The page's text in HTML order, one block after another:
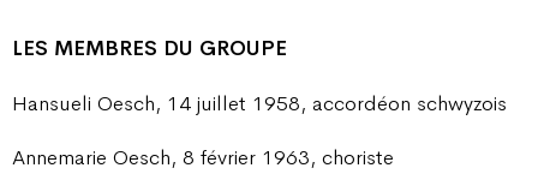
LES MEMBRES DU GROUPE
Hansueli Oesch, 14 juillet 1958, accordéon schwyzois
Annemarie Oesch, 8 février 1963, choriste